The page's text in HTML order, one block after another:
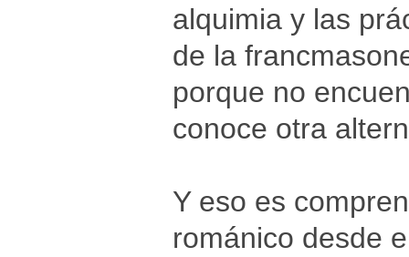
alquimia y las
de la
porque no
conoce otra
Y eso es
románico desde